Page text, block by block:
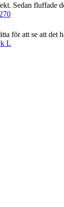
Sedan fluffade
för att se att det
L